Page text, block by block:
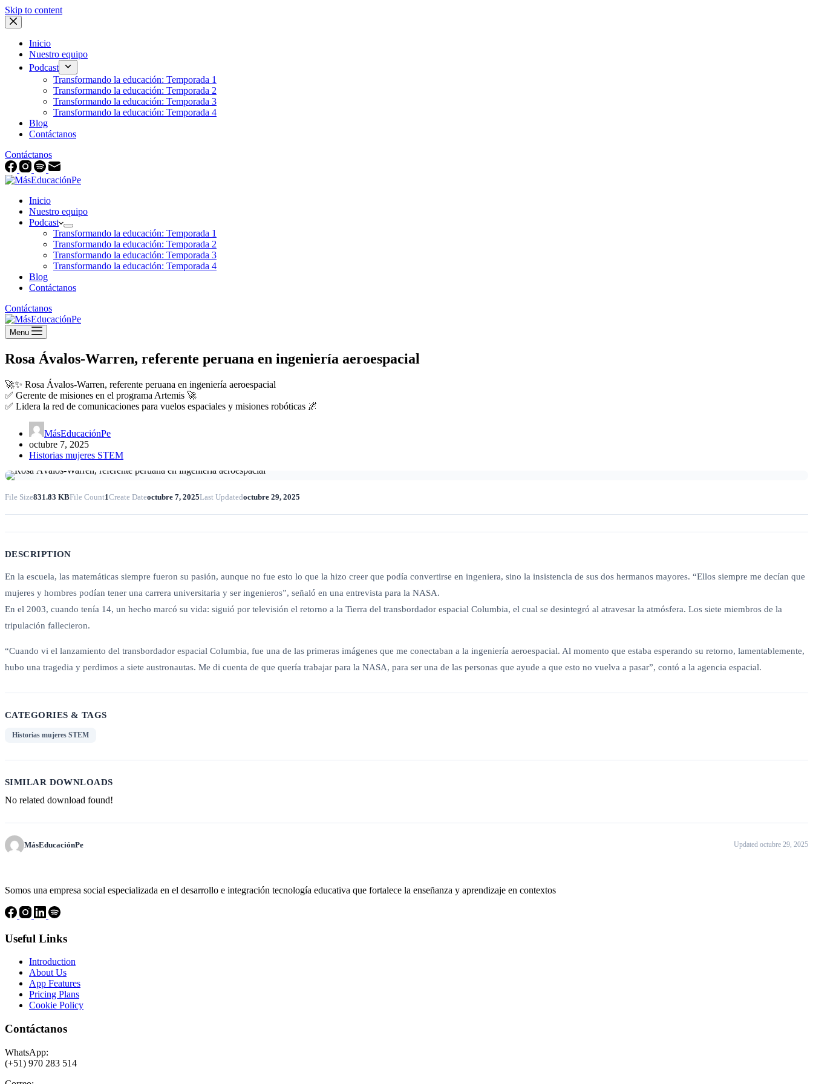
Skip to content
Inicio
Nuestro equipo
Podcast
Transformando la educación: Temporada 1
Transformando la educación: Temporada 2
Transformando la educación: Temporada 3
Transformando la educación: Temporada 4
Blog
Contáctanos
Contáctanos
Inicio
Nuestro equipo
Podcast
Transformando la educación: Temporada 1
Transformando la educación: Temporada 2
Transformando la educación: Temporada 3
Transformando la educación: Temporada 4
Blog
Contáctanos
Contáctanos
Menu
Rosa Ávalos-Warren, referente peruana en ingeniería aeroespacial
🚀✨ Rosa Ávalos-Warren, referente peruana en ingeniería aeroespacial
✅ Gerente de misiones en el programa Artemis 🚀
✅ Lidera la red de comunicaciones para vuelos espaciales y misiones robóticas 🌌
MásEducaciónPe
octubre 7, 2025
Historias mujeres STEM
File Size831.83 KBFile Count1Create Dateoctubre 7, 2025Last Updatedoctubre 29, 2025
DESCRIPTION
En la escuela, las matemáticas siempre fueron su pasión, aunque no fue esto lo que la hizo creer que podía convertirse en ingeniera, sino la insistencia de sus dos hermanos mayores. “Ellos siempre me decían que
mujeres y hombres podían tener una carrera universitaria y ser ingenieros”, señaló en una entrevista para la NASA.
En el 2003, cuando tenía 14, un hecho marcó su vida: siguió por televisión el retorno a la Tierra del transbordador espacial Columbia, el cual se desintegró al atravesar la atmósfera. Los siete miembros de la
tripulación fallecieron.
“Cuando vi el lanzamiento del transbordador espacial Columbia, fue una de las primeras imágenes que me conectaban a la ingeniería aeroespacial. Al momento que estaba esperando su retorno, lamentablemente,
hubo una tragedia y perdimos a siete austronautas. Me di cuenta de que quería trabajar para la NASA, para ser una de las personas que ayude a que esto no vuelva a pasar”, contó a la agencia espacial.
CATEGORIES & TAGS
Historias mujeres STEM
SIMILAR DOWNLOADS
No related download found!
MásEducaciónPe Updated octubre 29, 2025
Somos una empresa social especializada en el desarrollo e integración tecnología educativa que fortalece la enseñanza y aprendizaje en contextos
Useful Links
Introduction
About Us
App Features
Pricing Plans
Cookie Policy
Contáctanos
WhatsApp:
(+51) 970 283 514